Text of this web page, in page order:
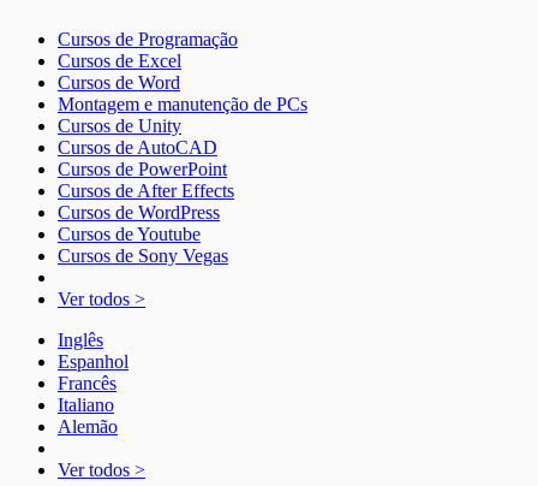
Cursos de Programação
Cursos de Excel
Cursos de Word
Montagem e manutenção de PCs
Cursos de Unity
Cursos de AutoCAD
Cursos de PowerPoint
Cursos de After Effects
Cursos de WordPress
Cursos de Youtube
Cursos de Sony Vegas
Ver todos >
Inglês
Espanhol
Francês
Italiano
Alemão
Ver todos >